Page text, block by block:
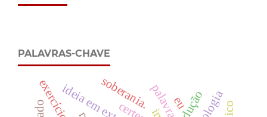
PALAVRAS-CHAVE
palavra
soberania. eu